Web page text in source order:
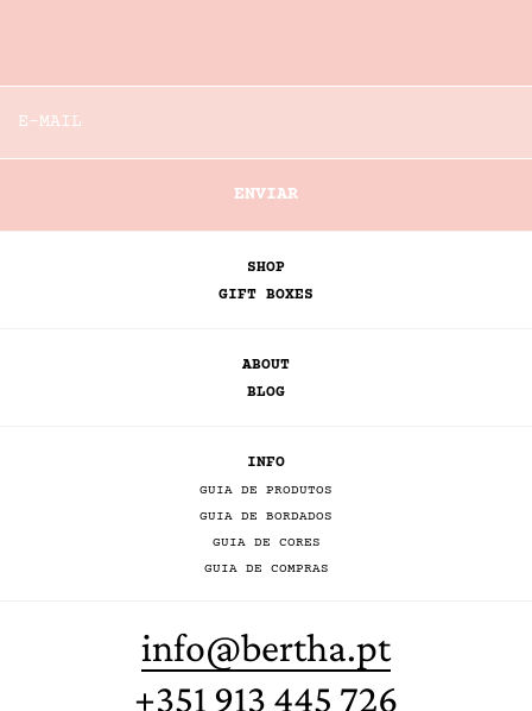
SHOP
GIFT BOXES
ABOUT
BLOG
INFO
GUIA DE PRODUTOS
GUIA DE BORDADOS
GUIA DE CORES
GUIA DE COMPRAS
info@bertha.pt
+351 913 445 726